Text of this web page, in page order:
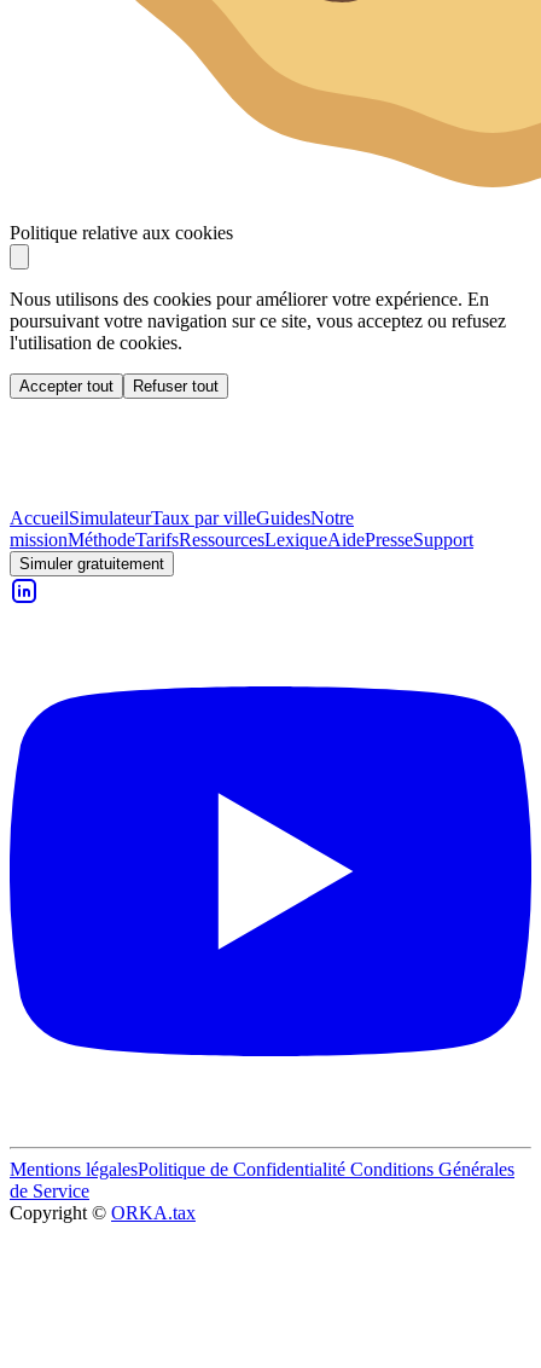
Politique relative aux cookies
Nous utilisons des cookies pour améliorer votre expérience. En
poursuivant votre navigation sur ce site, vous acceptez ou refusez
l'utilisation de cookies.
Accepter tout Refuser tout
AccueilSimulateurTaux par villeGuidesNotre
missionMéthodeTarifsRessourcesLexiqueAidePresseSupport
Simuler gratuitement
Mentions légalesPolitique de Confidentialité Conditions Générales
de Service
Copyright © ORKA.tax